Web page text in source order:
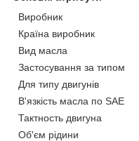
Виробник
Країна виробник
Вид масла
Застосування за типом
Для типу двигунів
В'язкість масла по SAE
Тактность двигуна
Об'єм рідини